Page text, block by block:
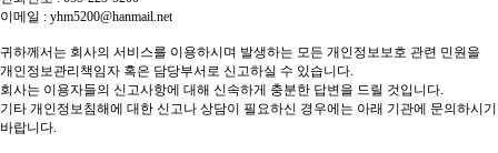
이메일 : yhm5200@hanmail.net
귀하께서는 회사의 서비스를 이용하시며 발생하는 모든 개인정보보호 관련 민원을
개인정보관리책임자 혹은 담당부서로 신고하실 수 있습니다.
회사는 이용자들의 신고사항에 대해 신속하게 충분한 답변을 드릴 것입니다.
기타 개인정보침해에 대한 신고나 상담이 필요하신 경우에는 아래 기관에 문의하시기
바랍니다.